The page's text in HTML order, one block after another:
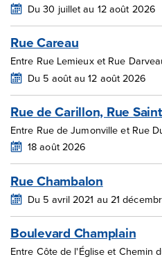
Du 30 juillet au 12 août 2026
Rue Careau
Entre Rue Lemieux et Rue
Du 5 août au 12 août 2026
Rue de Carillon, Rue
Entre Rue de Jumonville et Rue
18 août 2026
Rue Chambalon
Du 5 avril 2021 au 21
Boulevard Champlain
Entre Côte de l'Église et Chemin